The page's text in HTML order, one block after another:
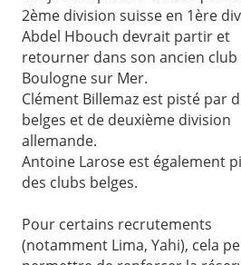
2ème division suisse en 1ère
Abdel Hbouch devrait partir et
retourner dans son ancien club
Boulogne sur Mer.
Clément Billemaz est pisté par
belges et de deuxième division
allemande.
Antoine Larose est également
des clubs belges.
Pour certains recrutements
(notamment Lima, Yahi), cela